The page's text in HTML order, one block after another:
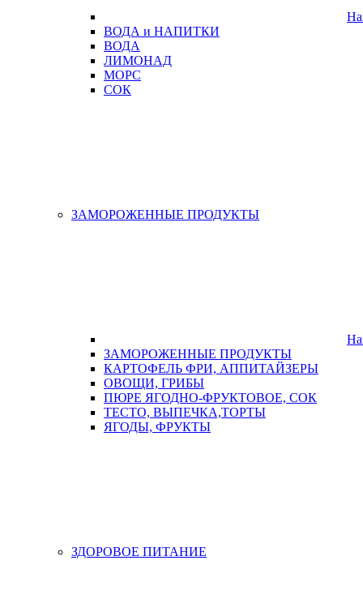
ВОДА и НАПИТКИ
ВОДА
ЛИМОНАД
МОРС
СОК
ЗАМОРОЖЕННЫЕ ПРОДУКТЫ
ЗАМОРОЖЕННЫЕ ПРОДУКТЫ
КАРТОФЕЛЬ ФРИ, АППИТАЙЗЕРЫ
ОВОЩИ, ГРИБЫ
ПЮРЕ ЯГОДНО-ФРУКТОВОЕ, СОК
ТЕСТО, ВЫПЕЧКА,ТОРТЫ
ЯГОДЫ, ФРУКТЫ
ЗДОРОВОЕ ПИТАНИЕ